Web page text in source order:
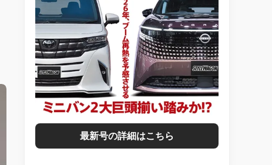
最新号の詳細はこちら